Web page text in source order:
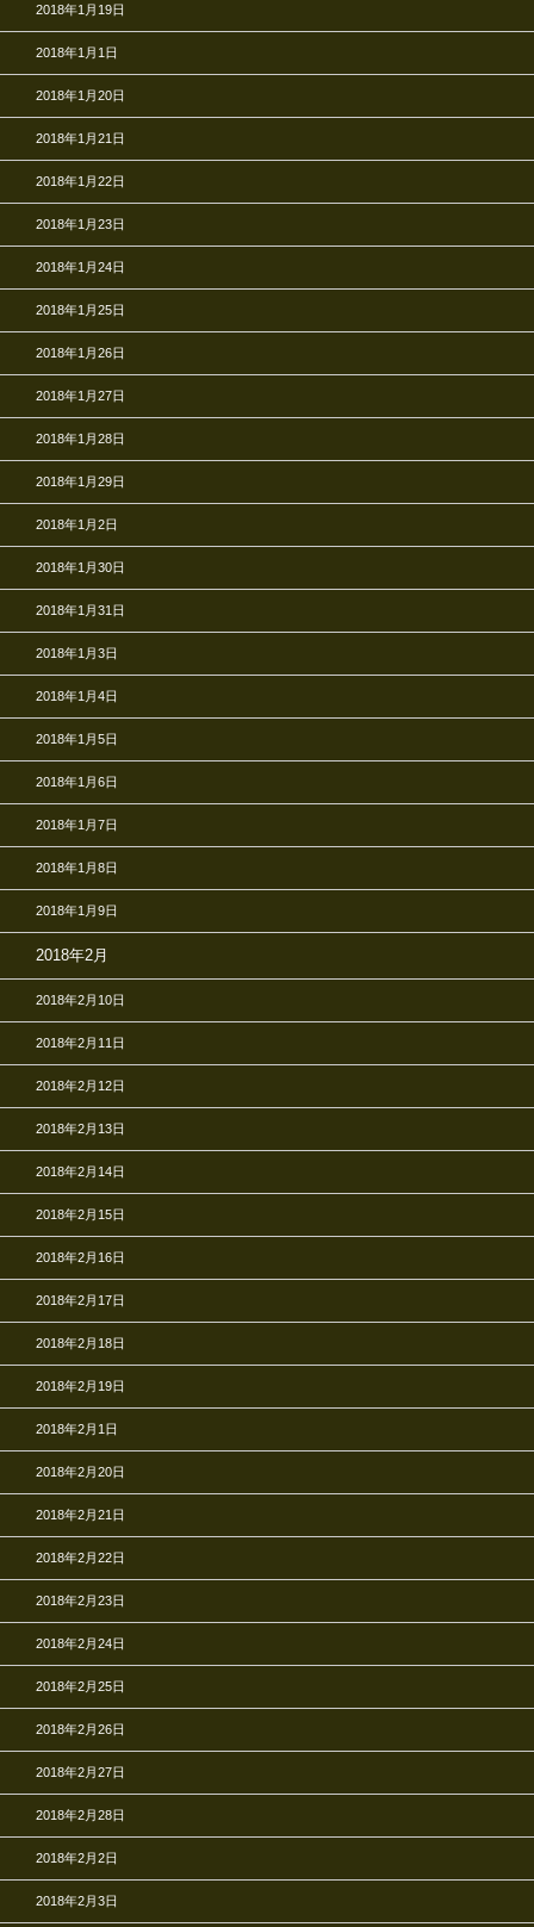
2018年1月19日
2018年1月1日
2018年1月20日
2018年1月21日
2018年1月22日
2018年1月23日
2018年1月24日
2018年1月25日
2018年1月26日
2018年1月27日
2018年1月28日
2018年1月29日
2018年1月2日
2018年1月30日
2018年1月31日
2018年1月3日
2018年1月4日
2018年1月5日
2018年1月6日
2018年1月7日
2018年1月8日
2018年1月9日
2018年2月
2018年2月10日
2018年2月11日
2018年2月12日
2018年2月13日
2018年2月14日
2018年2月15日
2018年2月16日
2018年2月17日
2018年2月18日
2018年2月19日
2018年2月1日
2018年2月20日
2018年2月21日
2018年2月22日
2018年2月23日
2018年2月24日
2018年2月25日
2018年2月26日
2018年2月27日
2018年2月28日
2018年2月2日
2018年2月3日